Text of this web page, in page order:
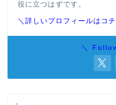
役に立つはずです。
＼詳しいプロフィールはコ
＼